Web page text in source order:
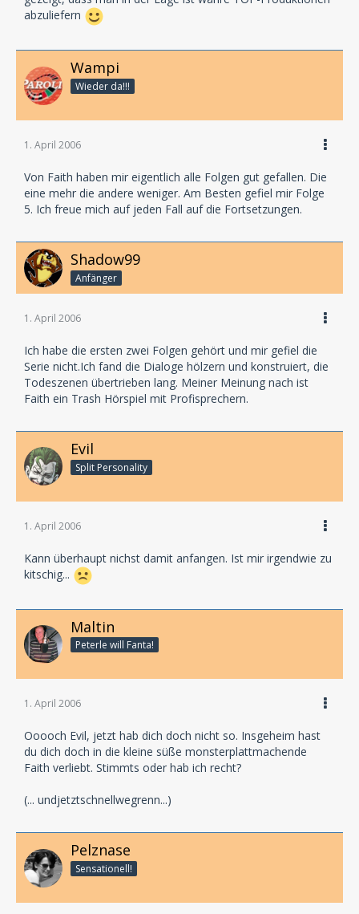
abzuliefern
Wampi
Wieder da!!!
1. April 2006
Von Faith haben mir eigentlich alle Folgen gut gefallen. Die
eine mehr die andere weniger. Am Besten gefiel mir Folge
5. Ich freue mich auf jeden Fall auf die Fortsetzungen.
Shadow99
Anfänger
1. April 2006
Ich habe die ersten zwei Folgen gehört und mir gefiel die
Serie nicht.Ich fand die Dialoge hölzern und konstruiert, die
Todeszenen übertrieben lang. Meiner Meinung nach ist
Faith ein Trash Hörspiel mit Profisprechern.
Evil
Split Personality
1. April 2006
Kann überhaupt nichst damit anfangen. Ist mir irgendwie zu
kitschig...
Maltin
Peterle will Fanta!
1. April 2006
Ooooch Evil, jetzt hab dich doch nicht so. Insgeheim hast
du dich doch in die kleine süße monsterplattmachende
Faith verliebt. Stimmts oder hab ich recht?
(... undjetztschnellwegrenn...)
Pelznase
Sensationell!